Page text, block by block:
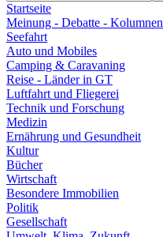
Startseite
Meinung - Debatte - Kolumnen
Seefahrt
Auto und Mobiles
Camping & Caravaning
Reise - Länder in GT
Luftfahrt und Fliegerei
Technik und Forschung
Medizin
Ernährung und Gesundheit
Kultur
Bücher
Wirtschaft
Besondere Immobilien
Politik
Gesellschaft